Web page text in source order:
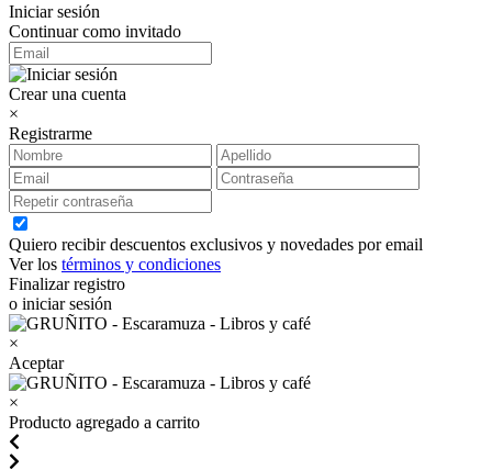
Iniciar sesión
Continuar como invitado
Crear una cuenta
×
Registrarme
Quiero recibir descuentos exclusivos y novedades por email
Ver los términos y condiciones
Finalizar registro
o iniciar sesión
×
Aceptar
×
Producto agregado a carrito